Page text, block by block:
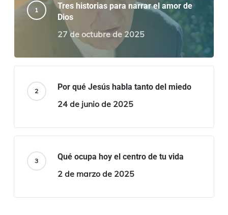
Tres historias para narrar el amor de
Dios
27 de octubre de 2025
Por qué Jesús habla tanto del miedo
24 de junio de 2025
Qué ocupa hoy el centro de tu vida
2 de marzo de 2025